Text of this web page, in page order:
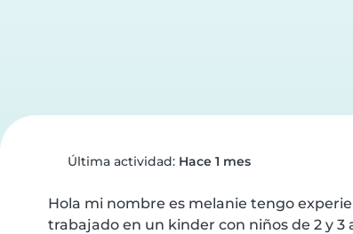
Última actividad: Hace 1 mes
Hola mi nombre es melanie tengo
trabajado en un kinder con niños de 2 y